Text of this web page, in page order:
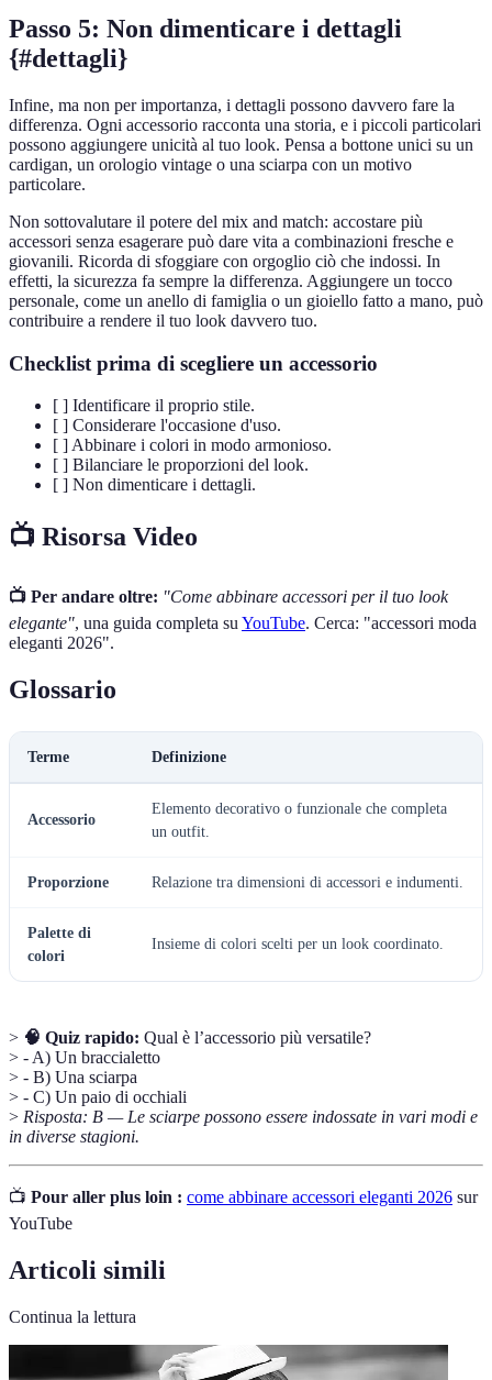
Passo 5: Non dimenticare i dettagli
{#dettagli}
Infine, ma non per importanza, i dettagli possono davvero fare la
differenza. Ogni accessorio racconta una storia, e i piccoli particolari
possono aggiungere unicità al tuo look. Pensa a bottone unici su un
cardigan, un orologio vintage o una sciarpa con un motivo
particolare.
Non sottovalutare il potere del mix and match: accostare più
accessori senza esagerare può dare vita a combinazioni fresche e
giovanili. Ricorda di sfoggiare con orgoglio ciò che indossi. In
effetti, la sicurezza fa sempre la differenza. Aggiungere un tocco
personale, come un anello di famiglia o un gioiello fatto a mano, può
contribuire a rendere il tuo look davvero tuo.
Checklist prima di scegliere un accessorio
[ ] Identificare il proprio stile.
[ ] Considerare l'occasione d'uso.
[ ] Abbinare i colori in modo armonioso.
[ ] Bilanciare le proporzioni del look.
[ ] Non dimenticare i dettagli.
📺 Risorsa Video
📺 Per andare oltre: "Come abbinare accessori per il tuo look
elegante", una guida completa su YouTube. Cerca: "accessori moda
eleganti 2026".
Glossario
Terme Definizione
Accessorio
Elemento decorativo o funzionale che completa
un outfit.
Proporzione Relazione tra dimensioni di accessori e indumenti.
Palette di
colori
Insieme di colori scelti per un look coordinato.
> 🧠 Quiz rapido: Qual è l’accessorio più versatile?
> - A) Un braccialetto
> - B) Una sciarpa
> - C) Un paio di occhiali
> Risposta: B — Le sciarpe possono essere indossate in vari modi e
in diverse stagioni.
📺 Pour aller plus loin : come abbinare accessori eleganti 2026 sur
YouTube
Articoli simili
Continua la lettura